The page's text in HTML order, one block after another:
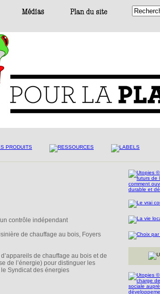
contrôle indépendant
de chauffage au bois, Foyers
de chauffage au bois et de
de l’énergie) pour distinguer les
Syndicat des énergies